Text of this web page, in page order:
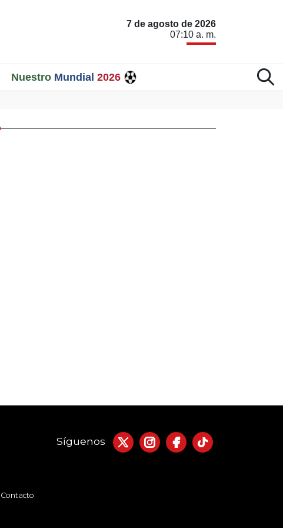
7 de agosto de 2026
07:10 a. m.
Nuestro Mundial 2026
Síguenos
Contacto